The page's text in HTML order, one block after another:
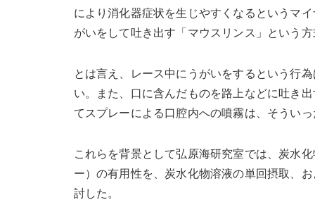
により消化器症状を生じやすくなるというマ
がいをして吐き出す「マウスリンス」という
とは言え、レース中にうがいをするという行
い。また、口に含んだものを路上などに吐き
てスプレーによる口腔内への噴霧は、そうい
これらを背景として弘原海研究室では、炭水
ー）の有用性を、炭水化物溶液の単回摂取、
討した。